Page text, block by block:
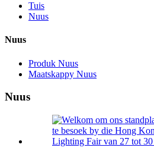
Tuis
Nuus
Nuus
Produk Nuus
Maatskappy Nuus
Nuus